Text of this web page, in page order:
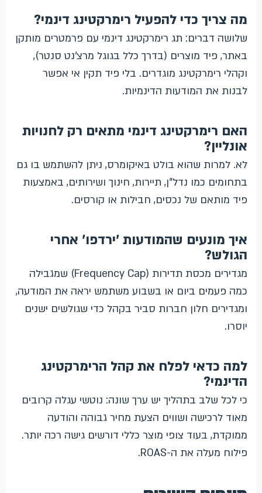
מה צריך כדי להפעיל רימרקטינג דינמי?
שלושה דברים: תג רימרקטינג דינמי עם פרמטרים מותקן
באתר, פיד מוצרים (בדרך כלל בגוגל מרצ'נט סנטר),
וקהלי רימרקטינג מוגדרים. בלי פיד תקין אי אפשר
לבנות את המודעות הדינמיות.
האם רימרקטינג דינמי מתאים רק לחנויות
אונליין?
לא. למרות שהוא בולט באיקומרס, ניתן להשתמש בו גם
בתחומים כמו נדל"ן, תיירות, חינוך ושירותים, באמצעות
פיד מותאם של נכסים, חבילות או קורסים.
איך מונעים שהמודעות 'ירדפו' אחרי
הגולש?
מגדירים מכסת תדירות (Frequency Cap) שמגבילה
כמה פעמים ביום או בשבוע משתמש יראה את המודעה,
ומגדירים חלון חברות סביר בקהל כדי שגולשים ישנים
יוסרו.
למה כדאי לפלח את קהל הרימרקטינג
הדינמי?
כי לכל שלב בתהליך יש ערך שונה: נוטשי עגלה קרובים
מאוד לרכישה ושווים הצעת מחיר גבוהה והודעה
ממוקדת, בעוד צופי מוצר כללי דורשים גישה רכה יותר.
פילוח מעלה את ה-ROAS.